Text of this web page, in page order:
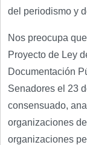
del periodismo y
Nos preocupa
Proyecto de Ley
Documentación
Senadores el 23
consensuado,
organizaciones
organizaciones